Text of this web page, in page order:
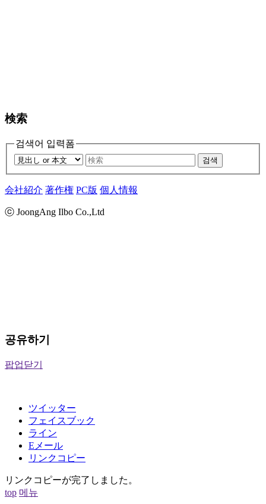
検索
검색어 입력폼
검색
会社紹介 著作権 PC版 個人情報
ⓒ JoongAng Ilbo Co.,Ltd
공유하기
팝업닫기
ツイッター
フェイスブック
ライン
Eメール
リンクコピー
リンクコピーが完了しました。
top 메뉴